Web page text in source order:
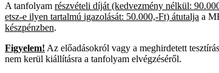
A tanfolyam részvételi díját (kedvezmény nélkül:
etsz-e ilyen tartalmú igazolását: 50.000,-Ft) átutalja a
készpénzben.
Figyelem! Az előadásokról vagy a meghirdetett
nem kerül kiállításra a tanfolyam elvégzéséről.